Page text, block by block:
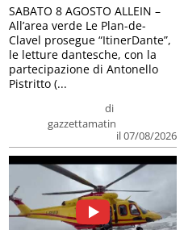
di
gazzettamatin
il 07/08/2026
SABATO 8 AGOSTO ALLEIN –
All’area verde Le Plan-de-
Clavel prosegue “ItinerDante”,
le letture dantesche, con la
partecipazione di Antonello
Pistritto (...